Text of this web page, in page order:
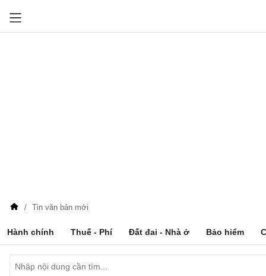
Tin văn bản mới
Hành chính Thuế - Phí Đất đai - Nhà ở Bảo hiểm